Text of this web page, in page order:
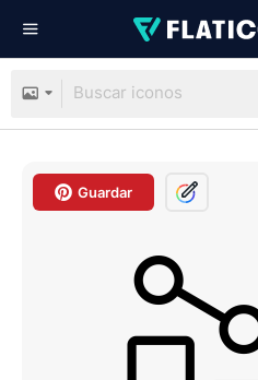
Guardar